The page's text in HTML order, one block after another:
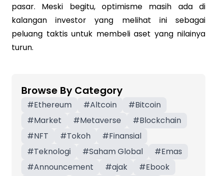
pasar. Meski begitu, optimisme masih ada di
kalangan investor yang melihat ini sebagai
peluang taktis untuk membeli aset yang nilainya
turun.
Browse By Category
#Ethereum #Altcoin #Bitcoin
#Market #Metaverse #Blockchain
#NFT #Tokoh #Finansial
#Teknologi #Saham Global #Emas
#Announcement #ajak #Ebook